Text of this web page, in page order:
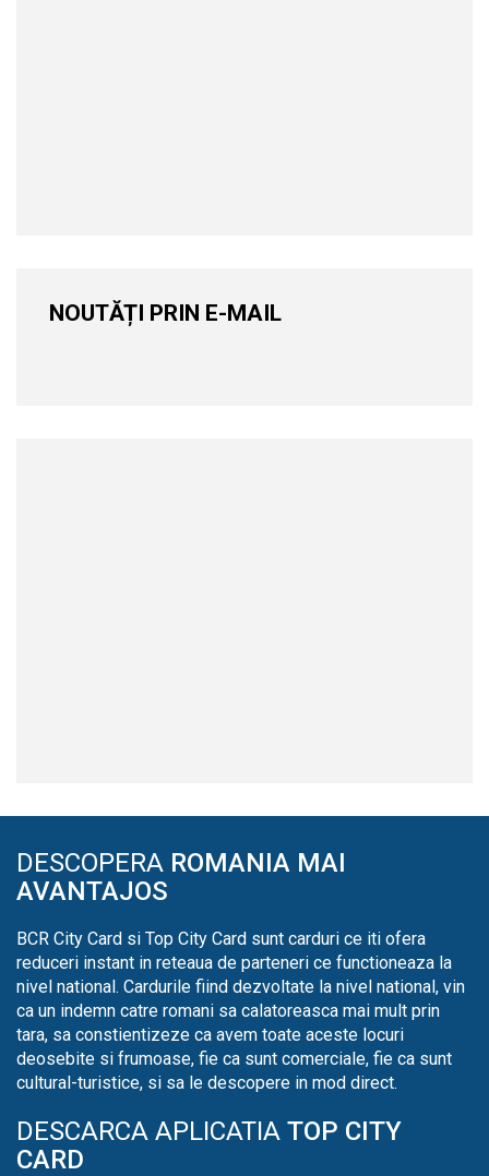
NOUTĂȚI PRIN E-MAIL
DESCOPERA ROMANIA MAI
AVANTAJOS
BCR City Card si Top City Card sunt carduri ce iti ofera
reduceri instant in reteaua de parteneri ce functioneaza la
nivel national. Cardurile fiind dezvoltate la nivel national, vin
ca un indemn catre romani sa calatoreasca mai mult prin
tara, sa constientizeze ca avem toate aceste locuri
deosebite si frumoase, fie ca sunt comerciale, fie ca sunt
cultural-turistice, si sa le descopere in mod direct.
DESCARCA APLICATIA TOP CITY
CARD